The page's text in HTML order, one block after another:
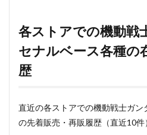
各ストアでの機動戦
セナルベース各種の
歴
直近の各ストアでの機動戦士ガ
の先着販売・再販履歴（直近10件